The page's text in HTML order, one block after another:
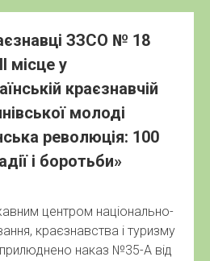
ЗЗСО № 18
місце у
краєзнавчій
молоді
революція: 100
і боротьби»
центром національно-
краєзнавства і туризму
наказ №35-А від